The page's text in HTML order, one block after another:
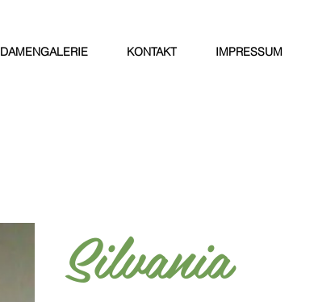
DAMENGALERIE KONTAKT IMPRESSUM
Silvania